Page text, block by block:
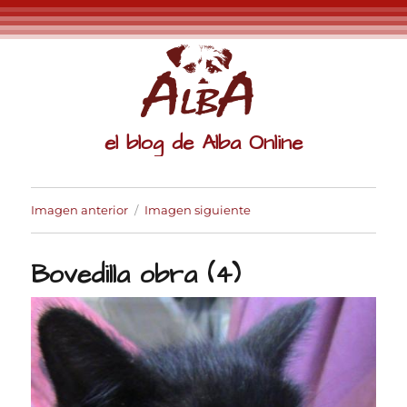
el blog de Alba Online
Imagen anterior Imagen siguiente
Bovedilla obra (4)